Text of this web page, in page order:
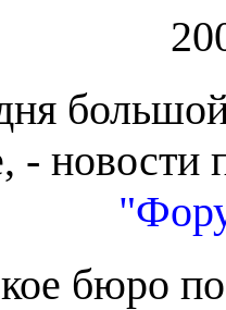
- новости
бюро